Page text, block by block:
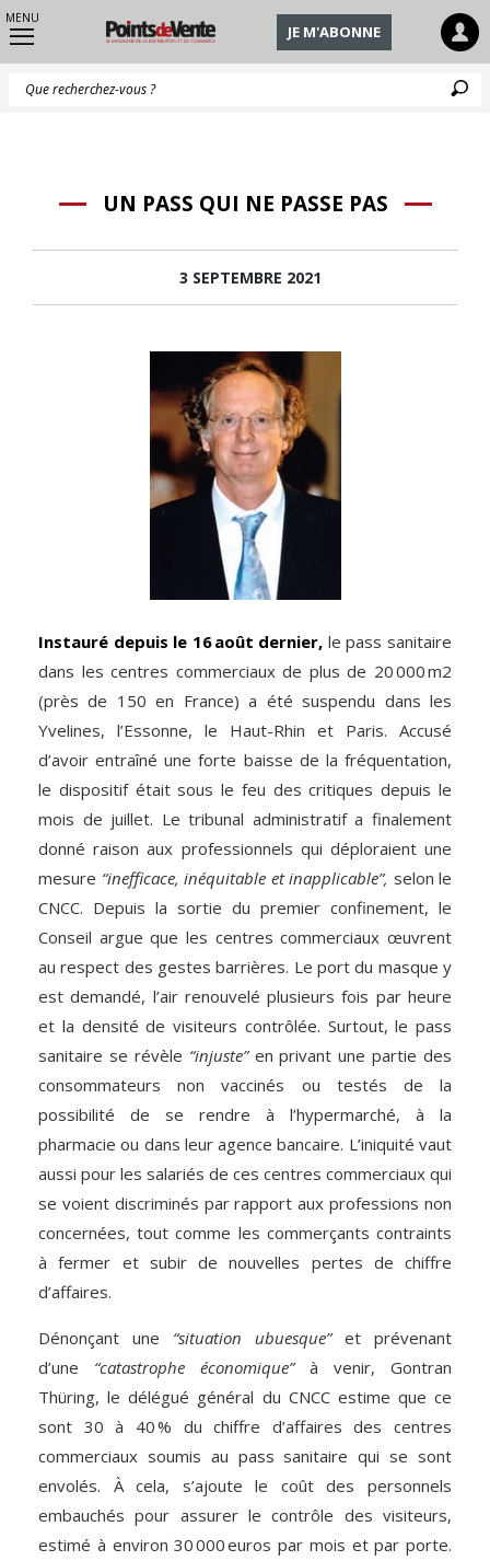
MENU
JE M'ABONNE
UN PASS QUI NE PASSE PAS
3 SEPTEMBRE 2021
Instauré depuis le 16 août dernier, le pass sanitaire
dans les centres commerciaux de plus de 20 000 m2
(près de 150 en France) a été suspendu dans les
Yvelines, l’Essonne, le Haut-Rhin et Paris. Accusé
d’avoir entraîné une forte baisse de la fréquentation,
le dispositif était sous le feu des critiques depuis le
mois de juillet. Le tribunal administratif a finalement
donné raison aux professionnels qui déploraient une
mesure “inefficace, inéquitable et inapplicable”, selon le
CNCC. Depuis la sortie du premier confinement, le
Conseil argue que les centres commerciaux œuvrent
au respect des gestes barrières. Le port du masque y
est demandé, l’air renouvelé plusieurs fois par heure
et la densité de visiteurs contrôlée. Surtout, le pass
sanitaire se révèle “injuste”en privant une partie des
consommateurs non vaccinés ou testés de la
possibilité de se rendre à l’hypermarché, à la
pharmacie ou dans leur agence bancaire. L’iniquité vaut
aussi pour les salariés de ces centres commerciaux qui
se voient discriminés par rapport aux professions non
concernées, tout comme les commerçants contraints
à fermer et subir de nouvelles pertes de chiffre
d’affaires.
Dénonçant une “situation ubuesque”et prévenant
d’une “catastrophe économique”à venir, Gontran
Thüring, le délégué général du CNCC estime que ce
sont 30 à 40 % du chiffre d’affaires des centres
commerciaux soumis au pass sanitaire qui se sont
envolés. À cela, s’ajoute le coût des personnels
embauchés pour assurer le contrôle des visiteurs,
estimé à environ 30 000 euros par mois et par porte.